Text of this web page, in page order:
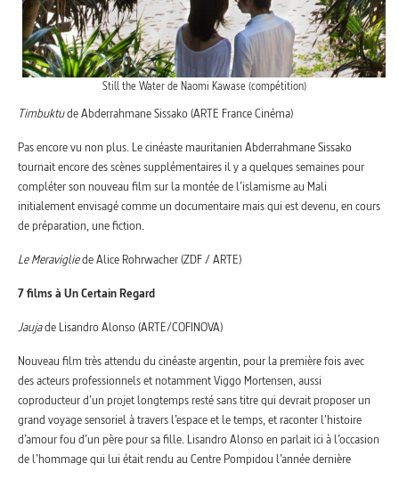
Still the Water de Naomi Kawase (compétition)
Timbuktude Abderrahmane Sissako (ARTE France Cinéma)
Pas encore vu non plus. Le cinéaste mauritanien Abderrahmane Sissako
tournait encore des scènes supplémentaires il y a quelques semaines pour
compléter son nouveau film sur la montée de l’islamisme au Mali
initialement envisagé comme un documentaire mais qui est devenu, en cours
de préparation, une fiction.
Le Meravigliede Alice Rohrwacher (ZDF / ARTE)
7 films à Un Certain Regard
Jaujade Lisandro Alonso (ARTE/COFINOVA)
Nouveau film très attendu du cinéaste argentin, pour la première fois avec
des acteurs professionnels et notamment Viggo Mortensen, aussi
coproducteur d’un projet longtemps resté sans titre qui devrait proposer un
grand voyage sensoriel à travers l’espace et le temps, et raconter l’histoire
d’amour fou d’un père pour sa fille. Lisandro Alonso en parlait ici à l’occasion
de l’hommage qui lui était rendu au Centre Pompidou l’année dernière